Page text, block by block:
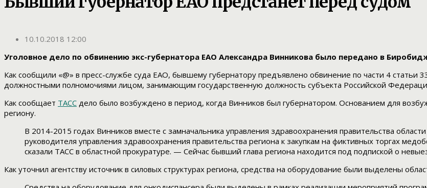
10.10.2018 12:00
Уголовное дело по обвинению экс-губернатора ЕАО Александра Винникова было передано в
Как сообщили «@» в пресс-службе суда ЕАО, бывшему губернатору предъявлено обвинение по части 4 статьи
должностными полномочиями лицом, занимающим государственную должность субъекта Российской
Как сообщает ТАСС дело было возбуждено в период, когда Винников был губернатором. Основанием для
региону.
В 2014-2015 годах Винников вместе с замначальника управления здравоохранения правительства
руководителя управления здравоохранения правительства региона к закупкам на фиктивных торгах
сказали ТАСС в областной прокуратуре. — Сейчас бывший глава региона находится под подпиской о
Как уточнил агентству источник в силовых структурах региона, средства на оборудование были выделены